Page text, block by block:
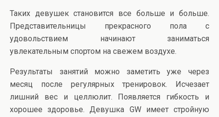
Таких девушек становится все больше и больше.
Представительницы прекрасного пола с
удовольствием начинают заниматься
увлекательным спортом на свежем воздухе.
Результаты занятий можно заметить уже через
месяц после регулярных тренировок. Исчезает
лишний вес и целлюлит. Появляется гибкость и
хорошее здоровье. Девушка GW имеет стройную